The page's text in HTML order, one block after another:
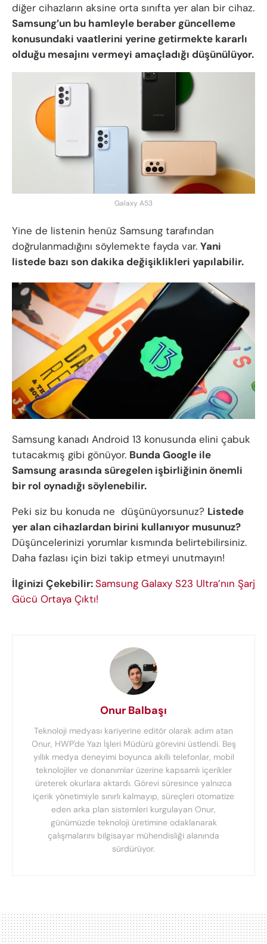
diğer cihazların aksine orta sınıfta yer alan bir cihaz.
Samsung’un bu hamleyle beraber güncelleme
konusundaki vaatlerini yerine getirmekte kararlı
olduğu mesajını vermeyi amaçladığı düşünülüyor.
Galaxy A53
Yine de listenin henüz Samsung tarafından
doğrulanmadığını söylemekte fayda var. Yani
listede bazı son dakika değişiklikleri yapılabilir.
Samsung kanadı Android 13 konusunda elini çabuk
tutacakmış gibi gönüyor. Bunda Google ile
Samsung arasında süregelen işbirliğinin önemli
bir rol oynadığı söylenebilir.
Peki siz bu konuda ne düşünüyorsunuz? Listede
yer alan cihazlardan birini kullanıyor musunuz?
Düşüncelerinizi yorumlar kısmında belirtebilirsiniz.
Daha fazlası için bizi takip etmeyi unutmayın!
İlginizi Çekebilir:Samsung Galaxy S23 Ultra’nın Şarj
Gücü Ortaya Çıktı!
Onur Balbaşı
Teknoloji medyası kariyerine editör olarak adım atan
Onur, HWP'de Yazı İşleri Müdürü görevini üstlendi. Beş
yıllık medya deneyimi boyunca akıllı telefonlar, mobil
teknolojiler ve donanımlar üzerine kapsamlı içerikler
üreterek okurlara aktardı. Görevi süresince yalnızca
içerik yönetimiyle sınırlı kalmayıp, süreçleri otomatize
eden arka plan sistemleri kurgulayan Onur,
günümüzde teknoloji üretimine odaklanarak
çalışmalarını bilgisayar mühendisliği alanında
sürdürüyor.